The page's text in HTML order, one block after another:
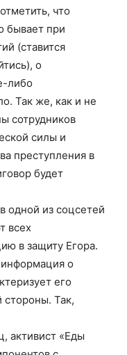
что
бывает при
(ставится
о
либо
Так же, как и не
сотрудников
силы и
преступления в
будет
одной из соцсетей
всех
в защиту Егора.
о
его
стороны. Так,
активист «Еды